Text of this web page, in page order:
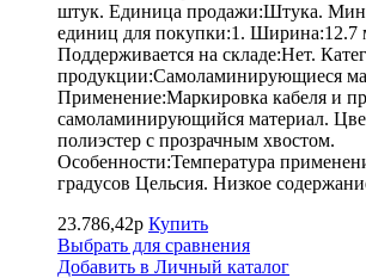
штук. Единица продажи:Штука.
единиц для покупки:1.
Поддерживается на складе:Нет.
продукции:Самоламинирующиеся
Применение:Маркировка кабеля и
самоламинирующийся материал.
полиэстер с прозрачным хвостом.
Особенности:Температура
градусов Цельсия. Низкое
23.786,42р Купить
Выбрать для сравнения
Добавить в Личный каталог